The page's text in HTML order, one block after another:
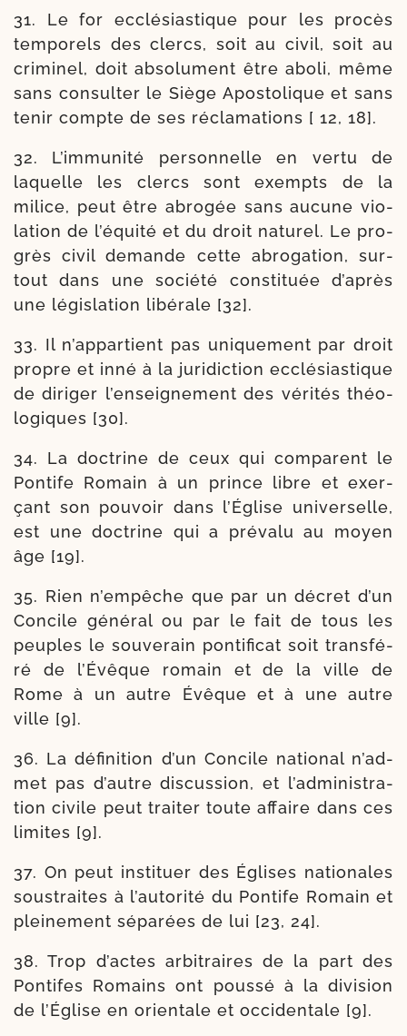
31. Le for ecclé­sias­tique pour les pro­cès
tem­po­rels des clercs, soit au civil, soit au
cri­mi­nel, doit abso­lu­ment être abo­li, même
sans consul­ter le Siège Apostolique et sans
tenir compte de ses récla­ma­tions [ 12, 18].
32. L’immunité per­son­nelle en ver­tu de
laquelle les clercs sont exempts de la
milice, peut être abro­gée sans aucune vio­
la­tion de l’é­qui­té et du droit natu­rel. Le pro­
grès civil demande cette abro­ga­tion, sur­
tout dans une socié­té consti­tuée d’a­près
une légis­la­tion libé­rale [32].
33. Il n’ap­par­tient pas uni­que­ment par droit
propre et inné à la juri­dic­tion ecclé­sias­tique
de diri­ger l’en­sei­gne­ment des véri­tés théo­
lo­giques [30].
34. La doc­trine de ceux qui com­parent le
Pontife Romain à un prince libre et exer­
çant son pou­voir dans l’Église uni­ver­selle,
est une doc­trine qui a pré­va­lu au moyen
âge [19].
35. Rien n’empêche que par un décret d’un
Concile géné­ral ou par le fait de tous les
peuples le sou­ve­rain pon­ti­fi­cat soit trans­fé­
ré de l’Évêque romain et de la ville de
Rome à un autre Évêque et à une autre
ville [9].
36. La défi­ni­tion d’un Concile natio­nal n’ad­
met pas d’autre dis­cus­sion, et l’ad­mi­nis­tra­
tion civile peut trai­ter toute affaire dans ces
limites [9].
37. On peut ins­ti­tuer des Églises natio­nales
sous­traites à l’au­to­ri­té du Pontife Romain et
plei­ne­ment sépa­rées de lui [23, 24].
38. Trop d’actes arbi­traires de la part des
Pontifes Romains ont pous­sé à la divi­sion
de l’Église en orien­tale et occi­den­tale [9].